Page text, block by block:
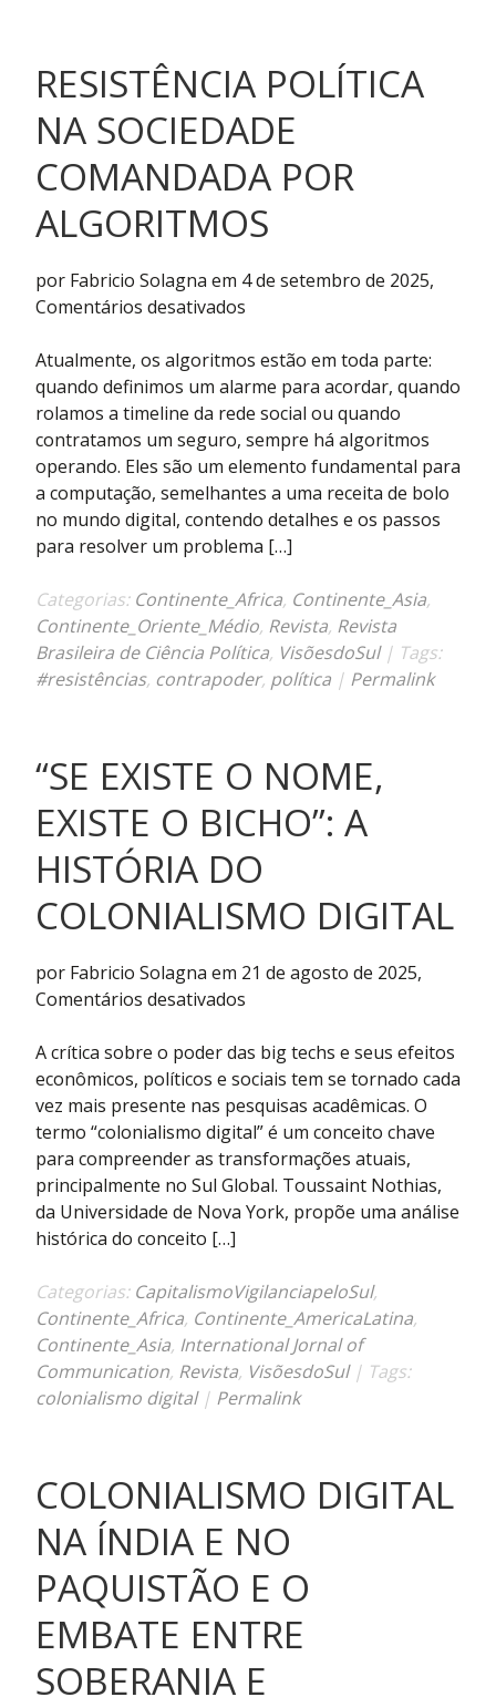
RESISTÊNCIA POLÍTICA
NA SOCIEDADE
COMANDADA POR
ALGORITMOS
por Fabricio Solagna em 4 de setembro de 2025,
Comentários desativados
política
na
sociedade
comandada
por
algoritmos
Atualmente, os algoritmos estão em toda parte:
quando definimos um alarme para acordar, quando
rolamos a timeline da rede social ou quando
contratamos um seguro, sempre há algoritmos
operando. Eles são um elemento fundamental para
a computação, semelhantes a uma receita de bolo
no mundo digital, contendo detalhes e os passos
para resolver um problema […]
Categorias: Continente_Africa, Continente_Asia,
Continente_Oriente_Médio, Revista, Revista
Brasileira de Ciência Política, VisõesdoSul | Tags:
#resistências, contrapoder, política | Permalink
“SE EXISTE O NOME,
EXISTE O BICHO”: A
HISTÓRIA DO
COLONIALISMO DIGITAL
por Fabricio Solagna em 21 de agosto de 2025,
Comentários desativados
existe
o
nome,
existe
o
bicho”:
a
colonialismo
digital
A crítica sobre o poder das big techs e seus efeitos
econômicos, políticos e sociais tem se tornado cada
vez mais presente nas pesquisas acadêmicas. O
termo “colonialismo digital” é um conceito chave
para compreender as transformações atuais,
principalmente no Sul Global. Toussaint Nothias,
da Universidade de Nova York, propõe uma análise
histórica do conceito […]
Categorias: CapitalismoVigilanciapeloSul,
Continente_Africa, Continente_AmericaLatina,
Continente_Asia, International Jornal of
Communication, Revista, VisõesdoSul | Tags:
colonialismo digital | Permalink
COLONIALISMO DIGITAL
NA ÍNDIA E NO
PAQUISTÃO E O
EMBATE ENTRE
SOBERANIA E